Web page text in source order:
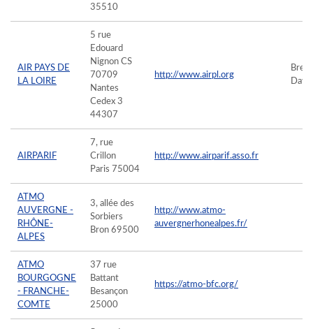
35510
AIR PAYS DE
LA LOIRE
5 rue
Edouard
Nignon CS
70709
Nantes
Cedex 3
44307
http://www.airpl.org
David
AIRPARIF
7, rue
Crillon
Paris 75004
http://www.airparif.asso.fr
ATMO
AUVERGNE -
RHÔNE-
ALPES
3, allée des
Sorbiers
Bron 69500
http://www.atmo-
auvergnerhonealpes.fr/
ATMO
BOURGOGNE
- FRANCHE-
COMTE
37 rue
Battant
Besançon
25000
https://atmo-bfc.org/